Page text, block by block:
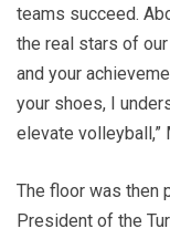
teams succeed.
the real stars of
and your
your shoes, I
elevate volleyball,”
The floor was then
President of the